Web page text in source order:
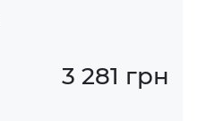
3 281 грн